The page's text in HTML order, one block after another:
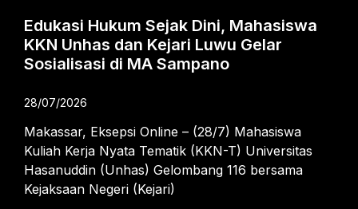
Edukasi Hukum Sejak Dini, Mahasiswa
KKN Unhas dan Kejari Luwu Gelar
Sosialisasi di MA Sampano
28/07/2026
Makassar, Eksepsi Online – (28/7) Mahasiswa
Kuliah Kerja Nyata Tematik (KKN-T) Universitas
Hasanuddin (Unhas) Gelombang 116 bersama
Kejaksaan Negeri (Kejari)